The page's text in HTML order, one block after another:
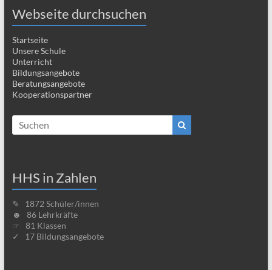
Webseite durchsuchen
Startseite
Unsere Schule
Unterricht
Bildungsangebote
Beratungsangebote
Kooperationspartner
HHS in Zahlen
✎ 1872 Schüler/innen
☻ 86 Lehrkräfte
☞ 81 Klassen
✓ 17 Bildungsangebote